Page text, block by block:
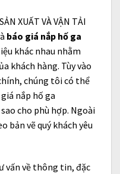
XUẤT VÀ VẬN TẢI
báo giá nắp hố ga
khác nhau nhằm
khách hàng. Tùy vào
chúng tôi có thể
nắp hố ga
cho phù hợp. Ngoài
bản vẽ quý khách yêu
vấn về thông tin, đặc